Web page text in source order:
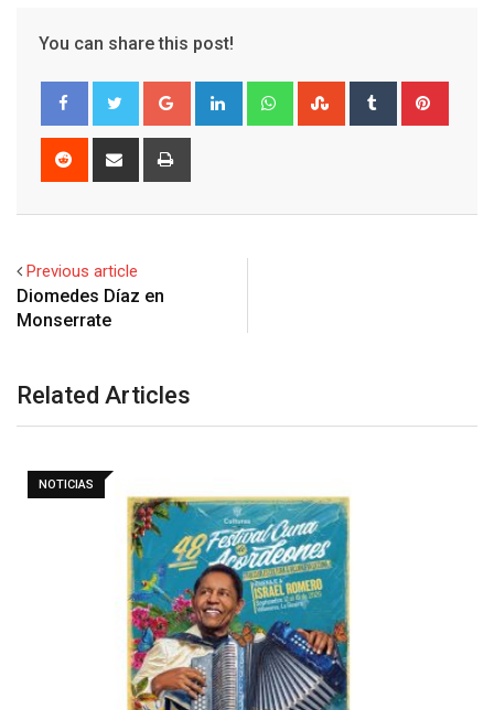
You can share this post!
Google+ LinkedIn WhatsappStumbleUpon
Tumblr
Reddit
Share
Previous article
Diomedes Díaz en
Monserrate
Related Articles
NOTICIAS